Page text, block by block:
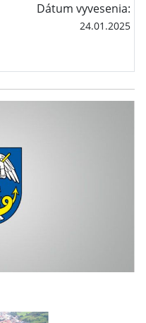
Dátum vyvesenia:
24.01.2025